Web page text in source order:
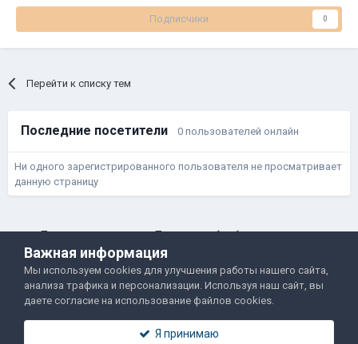
Подписчики 0
Перейти к списку тем
Последние посетители 0 пользователей онлайн
Ни одного зарегистрированного пользователя не просматривает
данную страницу
Правила и условия
Политика обработки данных
Помощь
Обратная связь
Двамп 2022-2025
Важная информация
Мы используем cookies для улучшения работы нашего сайта,
анализа трафика и персонализации. Используя наш сайт, вы
даете согласие на использование файлов cookies.
Я принимаю